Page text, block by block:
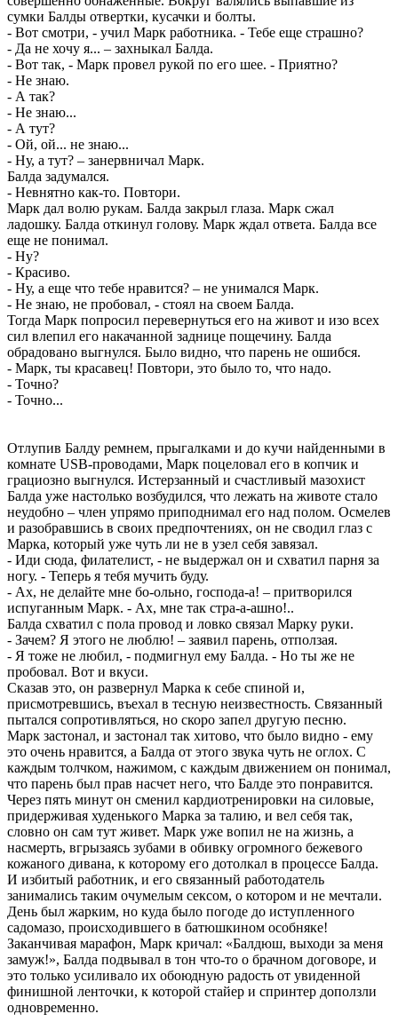
сумки Балды отвертки, кусачки и болты.
- Вот смотри, - учил Марк работника. - Тебе еще страшно?
- Да не хочу я... – захныкал Балда.
- Вот так, - Марк провел рукой по его шее. - Приятно?
- Не знаю.
- А так?
- Не знаю...
- А тут?
- Ой, ой... не знаю...
- Ну, а тут? – занервничал Марк.
Балда задумался.
- Невнятно как-то. Повтори.
Марк дал волю рукам. Балда закрыл глаза. Марк сжал
ладошку. Балда откинул голову. Марк ждал ответа. Балда все
еще не понимал.
- Ну?
- Красиво.
- Ну, а еще что тебе нравится? – не унимался Марк.
- Не знаю, не пробовал, - стоял на своем Балда.
Тогда Марк попросил перевернуться его на живот и изо всех
сил влепил его накачанной заднице пощечину. Балда
обрадовано выгнулся. Было видно, что парень не ошибся.
- Марк, ты красавец! Повтори, это было то, что надо.
- Точно?
- Точно...
Отлупив Балду ремнем, прыгалками и до кучи найденными в
комнате USB-проводами, Марк поцеловал его в копчик и
грациозно выгнулся. Истерзанный и счастливый мазохист
Балда уже настолько возбудился, что лежать на животе стало
неудобно – член упрямо приподнимал его над полом. Осмелев
и разобравшись в своих предпочтениях, он не сводил глаз с
Марка, который уже чуть ли не в узел себя завязал.
- Иди сюда, филателист, - не выдержал он и схватил парня за
ногу. - Теперь я тебя мучить буду.
- Ах, не делайте мне бо-ольно, господа-а! – притворился
испуганным Марк. - Ах, мне так стра-а-ашно!..
Балда схватил с пола провод и ловко связал Марку руки.
- Зачем? Я этого не люблю! – заявил парень, отползая.
- Я тоже не любил, - подмигнул ему Балда. - Но ты же не
пробовал. Вот и вкуси.
Сказав это, он развернул Марка к себе спиной и,
присмотревшись, въехал в тесную неизвестность. Связанный
пытался сопротивляться, но скоро запел другую песню.
Марк застонал, и застонал так хитово, что было видно - ему
это очень нравится, а Балда от этого звука чуть не оглох. С
каждым толчком, нажимом, с каждым движением он понимал,
что парень был прав насчет него, что Балде это понравится.
Через пять минут он сменил кардиотренировки на силовые,
придерживая худенького Марка за талию, и вел себя так,
словно он сам тут живет. Марк уже вопил не на жизнь, а
насмерть, вгрызаясь зубами в обивку огромного бежевого
кожаного дивана, к которому его дотолкал в процессе Балда.
И избитый работник, и его связанный работодатель
занимались таким очумелым сексом, о котором и не мечтали.
День был жарким, но куда было погоде до иступленного
садомазо, происходившего в батюшкином особняке!
Заканчивая марафон, Марк кричал: «Балдюш, выходи за меня
замуж!», Балда подвывал в тон что-то о брачном договоре, и
это только усиливало их обоюдную радость от увиденной
финишной ленточки, к которой стайер и спринтер доползли
одновременно.